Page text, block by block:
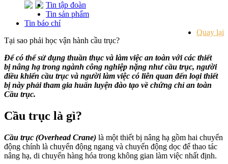
Tin tập đoàn
Tin sản phẩm
Tin báo chí
Quay lại
Tại sao phải học vận hành cầu trục?
Để có thể sử dụng thuần thục và làm việc an toàn với các thiết
bị nâng hạ trong ngành công nghiệp nặng như cầu trục, người
điều khiển cầu trục và người làm việc có liên quan đến loại thiết
bị này phải tham gia huấn luyện đào tạo về chứng chỉ an toàn
Cầu trục.
Cầu trục là gì?
Cầu trục (Overhead Crane) là một thiết bị nâng hạ gồm hai chuyển
động chính là chuyển động ngang và chuyển động dọc để thao tác
nâng hạ, di chuyển hàng hóa trong không gian làm việc nhất định.